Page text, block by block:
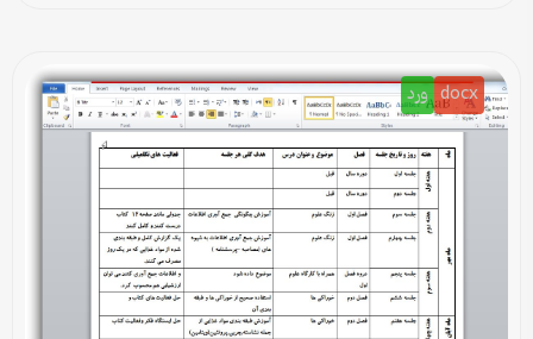
docx ورد